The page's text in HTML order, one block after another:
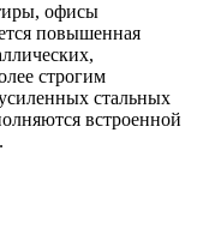
офисы
повышенная
строгим
стальных
встроенной